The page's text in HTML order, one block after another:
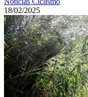
18/02/2025